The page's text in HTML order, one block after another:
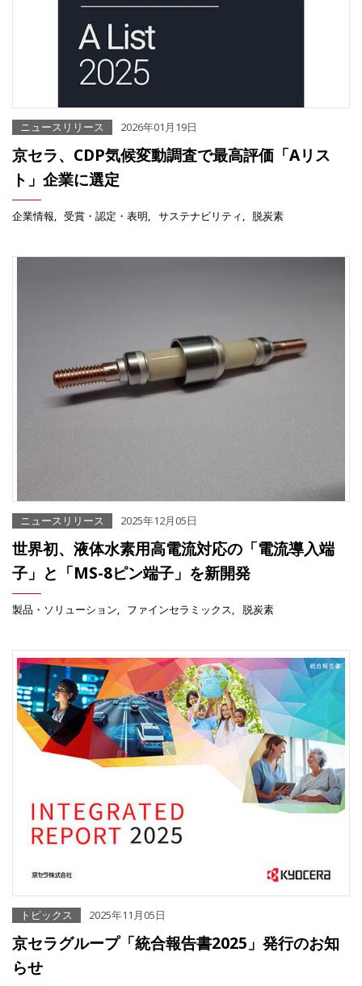
ニュースリリース 2026年01月19日
京セラ、CDP気候変動調査で最高評価「Aリス
ト」企業に選定
企業情報 受賞・認定・表明 サステナビリティ 脱炭素
ニュースリリース 2025年12月05日
世界初、液体水素用高電流対応の「電流導入端
子」と「MS-8ピン端子」を新開発
製品・ソリューション ファインセラミックス 脱炭素
トピックス 2025年11月05日
京セラグループ「統合報告書2025」発行のお知
らせ